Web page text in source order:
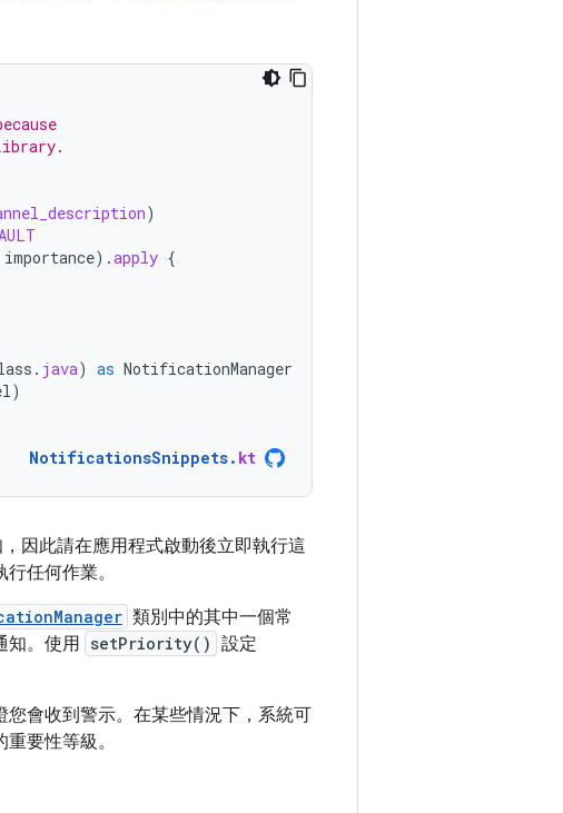
)
importance).apply {
. java) as NotificationManager
)
NotificationsSnippets. kt
因此請在應用程式啟動後立即執行這
任何作業。
類別中的其中一個常
知。使用 setPriority() 設定
會收到警示。在某些情況下，系統可
要性等級。